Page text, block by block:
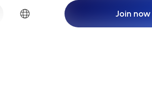
Join now